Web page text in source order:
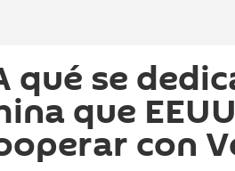
qué se
que
con